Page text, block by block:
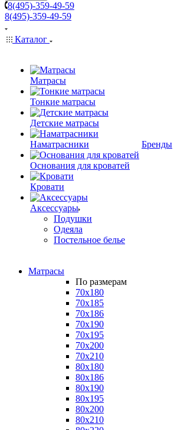
8(495)-359-49-59
8(495)-359-49-59
Каталог
Матрасы
Тонкие матрасы
Детские матрасы
Наматрасники
Основания для кроватей
Кровати
Аксессуары
Подушки
Одеяла
Постельное белье
Бренды
Матрасы
По размерам
70x180
70x185
70x186
70x190
70x195
70x200
70x210
80x180
80x186
80x190
80x195
80x200
80x210